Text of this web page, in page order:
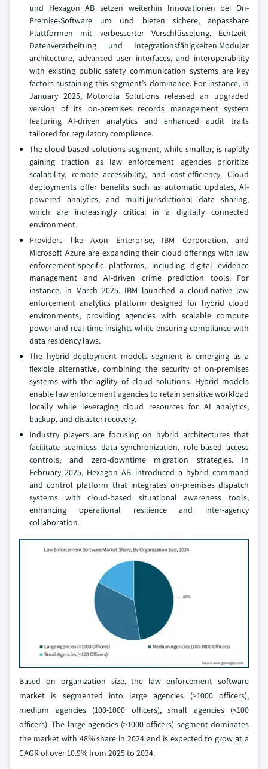
und Hexagon AB setzen weiterhin Innovationen bei On-
Premise-Software um und bieten sichere, anpassbare
Plattformen mit verbesserter Verschlüsselung, Echtzeit-
Datenverarbeitung und Integrationsfähigkeiten.Modular
architecture, advanced user interfaces, and interoperability
with existing public safety communication systems are key
factors sustaining this segment’s dominance. For instance, in
January 2025, Motorola Solutions released an upgraded
version of its on-premises records management system
featuring AI-driven analytics and enhanced audit trails
tailored for regulatory compliance.
The cloud-based solutions segment, while smaller, is rapidly
gaining traction as law enforcement agencies prioritize
scalability, remote accessibility, and cost-efficiency. Cloud
deployments offer benefits such as automatic updates, AI-
powered analytics, and multi-jurisdictional data sharing,
which are increasingly critical in a digitally connected
environment.
Providers like Axon Enterprise, IBM Corporation, and
Microsoft Azure are expanding their cloud offerings with law
enforcement-specific platforms, including digital evidence
management and AI-driven crime prediction tools. For
instance, in March 2025, IBM launched a cloud-native law
enforcement analytics platform designed for hybrid cloud
environments, providing agencies with scalable compute
power and real-time insights while ensuring compliance with
data residency laws.
The hybrid deployment models segment is emerging as a
flexible alternative, combining the security of on-premises
systems with the agility of cloud solutions. Hybrid models
enable law enforcement agencies to retain sensitive workload
locally while leveraging cloud resources for AI analytics,
backup, and disaster recovery.
Industry players are focusing on hybrid architectures that
facilitate seamless data synchronization, role-based access
controls, and zero-downtime migration strategies. In
February 2025, Hexagon AB introduced a hybrid command
and control platform that integrates on-premises dispatch
systems with cloud-based situational awareness tools,
enhancing operational resilience and inter-agency
collaboration.
Based on organization size, the law enforcement software
market is segmented into large agencies (>1000 officers),
medium agencies (100-1000 officers), small agencies (<100
officers). The large agencies (>1000 officers) segment dominates
the market with 48% share in 2024 and is expected to grow at a
CAGR of over 10.9% from 2025 to 2034.